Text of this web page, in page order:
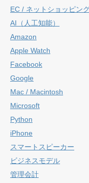
EC / ネットショッピン
AI（人工知能）
Amazon
Apple Watch
Facebook
Google
Mac / Macintosh
Microsoft
Python
iPhone
スマートスピーカー
ビジネスモデル
管理会計